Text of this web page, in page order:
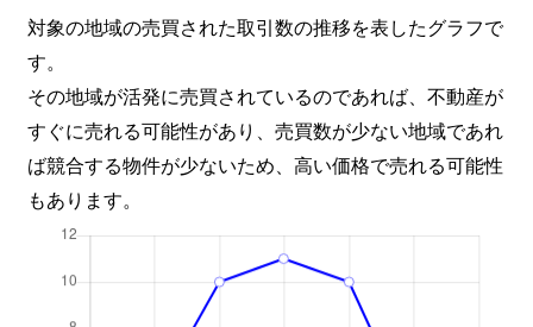
対象の地域の売買された取引数の推移を表したグラフで
す。
その地域が活発に売買されているのであれば、不動産が
すぐに売れる可能性があり、売買数が少ない地域であれ
ば競合する物件が少ないため、高い価格で売れる可能性
もあります。